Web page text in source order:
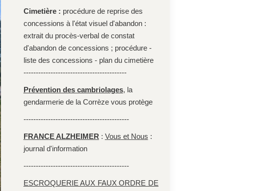
Cimetière : procédure de reprise des
concessions à l'état visuel d'abandon :
extrait du procès-verbal de constat
d'abandon de concessions ; procédure -
liste des concessions - plan du cimetière
------------------------------------------
Prévention des cambriolages, la
gendarmerie de la Corrèze vous protège
-------------------------------------------
FRANCE ALZHEIMER : Vous et Nous :
journal d'information
-------------------------------------------
ESCROQUERIE AUX FAUX ORDRE DE